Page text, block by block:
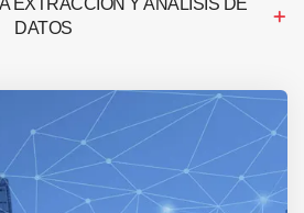
DATOS